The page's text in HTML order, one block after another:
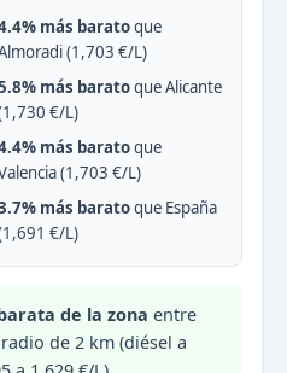
más baratoque
(1,703 €/L)
más baratoque Alicante
€/L)
más baratoque
(1,703 €/L)
más baratoque España
€/L)
de la zona entre
de 2 km (diésel a